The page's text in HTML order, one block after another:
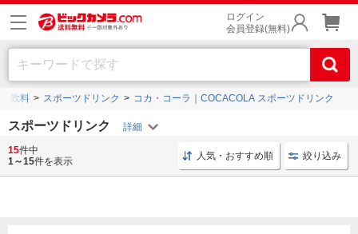
ログイン
会員登録(無料)
飲料 スポーツドリンク コカ・コーラ｜COCACOLA スポーツドリンク
スポーツドリンク
スポーツドリンク 24本 ソフトドリンク スポーツ
15件中
1～15件を表示 人気・おすすめ順 絞り込み